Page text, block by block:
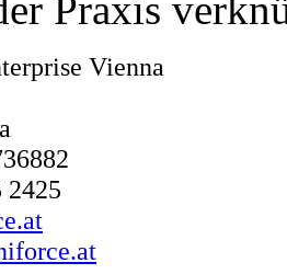
Vienna
2425